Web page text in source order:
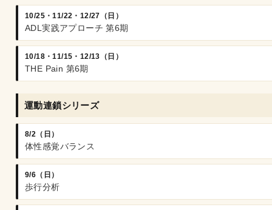
10/25・11/22・12/27（日）
ADL実践アプローチ 第6期
10/18・11/15・12/13（日）
THE Pain 第6期
運動連鎖シリーズ
8/2（日）
体性感覚バランス
9/6（日）
歩行分析